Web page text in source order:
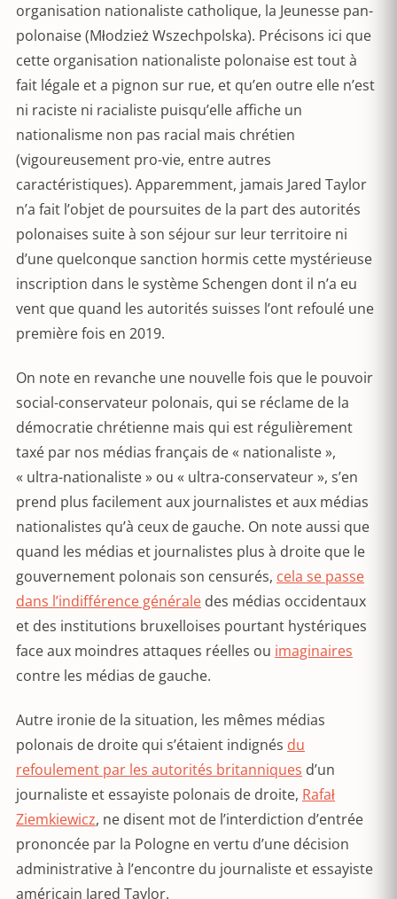
organisation nationaliste catholique, la Jeunesse pan-
polonaise (Młodzież Wszechpolska). Précisons ici que
cette organisation nationaliste polonaise est tout à
fait légale et a pignon sur rue, et qu’en outre elle n’est
ni raciste ni racialiste puisqu’elle affiche un
nationalisme non pas racial mais chrétien
(vigoureusement pro-vie, entre autres
caractéristiques). Apparemment, jamais Jared Taylor
n’a fait l’objet de poursuites de la part des autorités
polonaises suite à son séjour sur leur territoire ni
d’une quelconque sanction hormis cette mystérieuse
inscription dans le système Schengen dont il n’a eu
vent que quand les autorités suisses l’ont refoulé une
première fois en 2019.
On note en revanche une nouvelle fois que le pouvoir
social-conservateur polonais, qui se réclame de la
démocratie chrétienne mais qui est régulièrement
taxé par nos médias français de « nationaliste »,
« ultra-nationaliste » ou « ultra-conservateur », s’en
prend plus facilement aux journalistes et aux médias
nationalistes qu’à ceux de gauche. On note aussi que
quand les médias et journalistes plus à droite que le
gouvernement polonais son censurés, cela se passe
dans l’indifférence générale des médias occidentaux
et des institutions bruxelloises pourtant hystériques
face aux moindres attaques réelles ou imaginaires
contre les médias de gauche.
Autre ironie de la situation, les mêmes médias
polonais de droite qui s’étaient indignés du
refoulement par les autorités britanniques d’un
journaliste et essayiste polonais de droite, Rafał
Ziemkiewicz, ne disent mot de l’interdiction d’entrée
prononcée par la Pologne en vertu d’une décision
administrative à l’encontre du journaliste et essayiste
américain Jared Taylor.